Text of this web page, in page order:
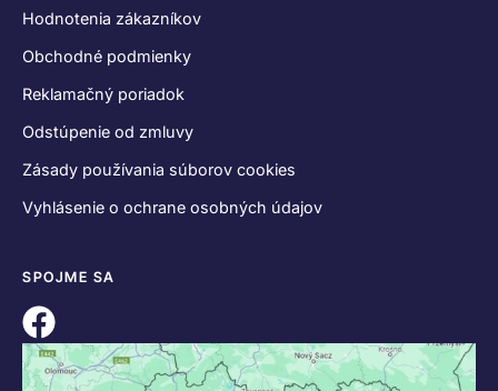
Hodnotenia zákazníkov
Obchodné podmienky
Reklamačný poriadok
Odstúpenie od zmluvy
Zásady používania súborov cookies
Vyhlásenie o ochrane osobných údajov
SPOJME SA